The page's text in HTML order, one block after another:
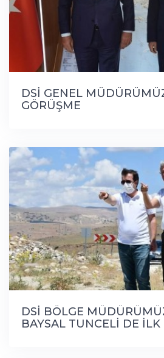
DSİ GENEL
GÖRÜŞME
DSİ BÖLGE
BAYSAL TUNCELİ DE İLK